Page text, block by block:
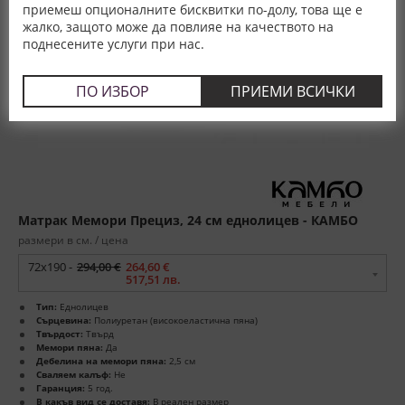
приемеш опционалните бисквитки по-долу, това ще е
жалко, защото може да повлияе на качеството на
поднесените услуги при нас.
ПО ИЗБОР ПРИЕМИ ВСИЧКИ
Матрак Мемори Прециз, 24 см еднолицев - КАМБО
размери в см. / цена
72x190 - 294,00 € 264,60 €
517,51 лв.
Тип: Еднолицев
Сърцевина: Полиуретан (високоеластична пяна)
Твърдост: Твърд
Мемори пяна: Да
Дебелина на мемори пяна: 2,5 см
Сваляем калъф: Не
Гаранция: 5 год.
В какъв вид се доставя: В реален размер